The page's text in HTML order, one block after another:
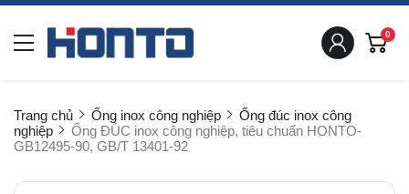
0
Trang chủ Ống inox công nghiệp
Ống đúc inox công
nghiệp
Ống ĐÚC inox công nghiệp, tiêu chuẩn HONTO-
GB12495-90, GB/T 13401-92